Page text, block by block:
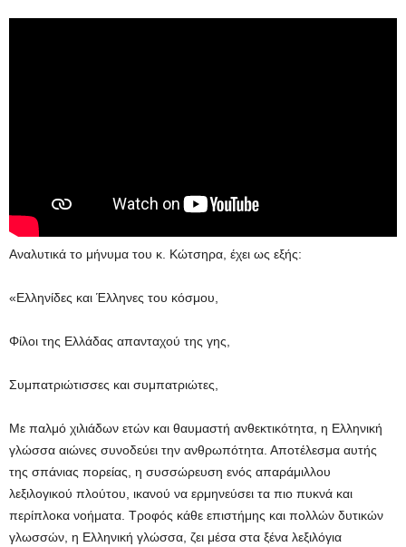
Αναλυτικά το μήνυμα του κ. Κώτσηρα, έχει ως εξής:
«Ελληνίδες και Έλληνες του κόσμου,
Φίλοι της Ελλάδας απανταχού της γης,
Συμπατριώτισσες και συμπατριώτες,
Με παλμό χιλιάδων ετών και θαυμαστή ανθεκτικότητα, η Ελληνική
γλώσσα αιώνες συνοδεύει την ανθρωπότητα. Αποτέλεσμα αυτής
της σπάνιας πορείας, η συσσώρευση ενός απαράμιλλου
λεξιλογικού πλούτου, ικανού να ερμηνεύσει τα πιο πυκνά και
περίπλοκα νοήματα. Τροφός κάθε επιστήμης και πολλών δυτικών
γλωσσών, η Ελληνική γλώσσα, ζει μέσα στα ξένα λεξιλόγια